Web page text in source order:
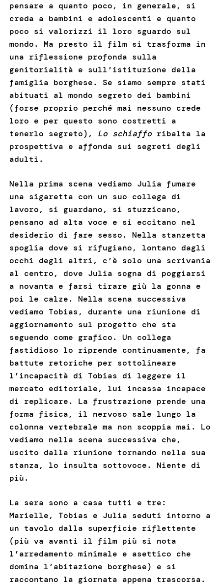
pensare a quanto poco, in generale, si
creda a bambini e adolescenti e quanto
poco si valorizzi il loro sguardo sul
mondo. Ma presto il film si trasforma in
una riflessione profonda sulla
genitorialità e sull’istituzione della
famiglia borghese. Se siamo sempre stati
abituati al mondo segreto dei bambini
(forse proprio perché mai nessuno crede
loro e per questo sono costretti a
tenerlo segreto), Lo schiaffo ribalta la
prospettiva e affonda sui segreti degli
adulti.
Nella prima scena vediamo Julia fumare
una sigaretta con un suo collega di
lavoro, si guardano, si stuzzicano,
pensano ad alta voce e si eccitano nel
desiderio di fare sesso. Nella stanzetta
spoglia dove si rifugiano, lontano dagli
occhi degli altri, c’è solo una scrivania
al centro, dove Julia sogna di poggiarsi
a novanta e farsi tirare giù la gonna e
poi le calze. Nella scena successiva
vediamo Tobias, durante una riunione di
aggiornamento sul progetto che sta
seguendo come grafico. Un collega
fastidioso lo riprende continuamente, fa
battute retoriche per sottolineare
l’incapacità di Tobias di leggere il
mercato editoriale, lui incassa incapace
di replicare. La frustrazione prende una
forma fisica, il nervoso sale lungo la
colonna vertebrale ma non scoppia mai. Lo
vediamo nella scena successiva che,
uscito dalla riunione tornando nella sua
stanza, lo insulta sottovoce. Niente di
più.
La sera sono a casa tutti e tre:
Marielle, Tobias e Julia seduti intorno a
un tavolo dalla superficie riflettente
(più va avanti il film più si nota
l’arredamento minimale e asettico che
domina l’abitazione borghese) e si
raccontano la giornata appena trascorsa.